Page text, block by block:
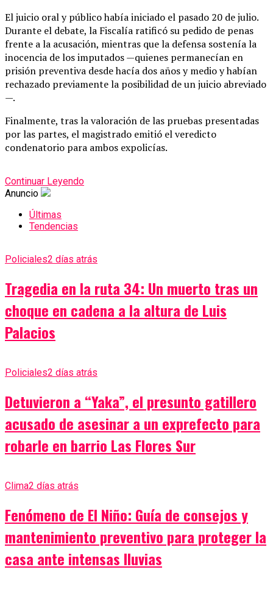
El juicio oral y público había iniciado el pasado 20 de julio.
Durante el debate, la Fiscalía ratificó su pedido de penas
frente a la acusación, mientras que la defensa sostenía la
inocencia de los imputados —quienes permanecían en
prisión preventiva desde hacía dos años y medio y habían
rechazado previamente la posibilidad de un juicio abreviado
—.
Finalmente, tras la valoración de las pruebas presentadas
por las partes, el magistrado emitió el veredicto
condenatorio para ambos expolicías.
Continuar Leyendo
Anuncio
Últimas
Tendencias
Policiales2 días atrás
Tragedia en la ruta 34: Un muerto tras un
choque en cadena a la altura de Luis
Palacios
Policiales2 días atrás
Detuvieron a “Yaka”, el presunto gatillero
acusado de asesinar a un exprefecto para
robarle en barrio Las Flores Sur
Clima2 días atrás
Fenómeno de El Niño: Guía de consejos y
mantenimiento preventivo para proteger la
casa ante intensas lluvias